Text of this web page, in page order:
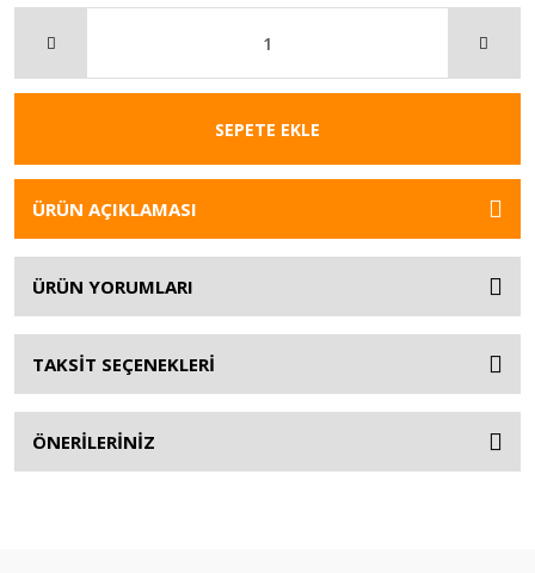
SEPETE EKLE
ÜRÜN AÇIKLAMASI
ÜRÜN YORUMLARI
TAKSİT SEÇENEKLERİ
ÖNERİLERİNİZ